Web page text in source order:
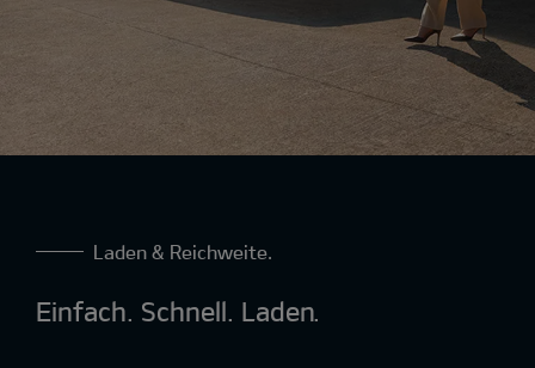
Laden & Reichweite.
Einfach. Schnell. Laden.